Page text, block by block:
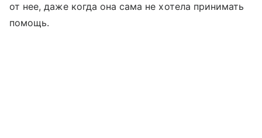
от нее, даже когда она сама не хотела принимать
помощь.